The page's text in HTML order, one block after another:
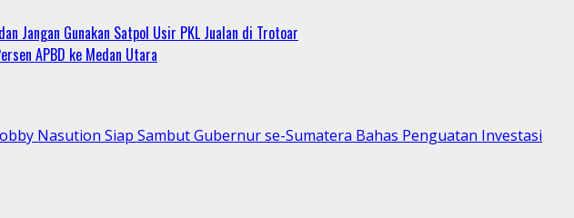
Jangan Gunakan Satpol Usir PKL Jualan di Trotoar
APBD ke Medan Utara
Nasution Siap Sambut Gubernur se-Sumatera Bahas Penguatan Investasi